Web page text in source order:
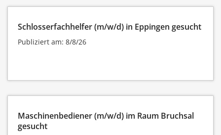
Schlosserfachhelfer (m/w/d) in Eppingen gesucht
Publiziert am: 8/8/26
Maschinenbediener (m/w/d) im Raum Bruchsal
gesucht